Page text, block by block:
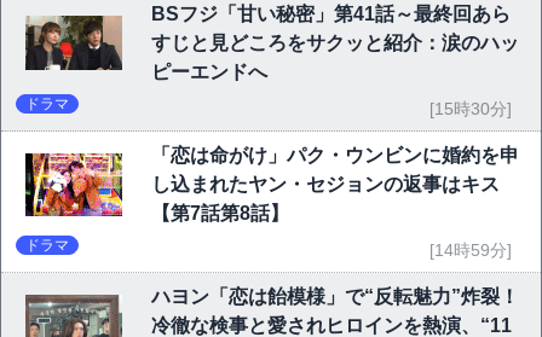
BSフジ「甘い秘密」第41話～最終回あら
すじと見どころをサクッと紹介：涙のハッ
ピーエンドへ
ドラマ [15時30分]
「恋は命がけ」パク・ウンビンに婚約を申
し込まれたヤン・セジョンの返事はキス
【第7話第8話】
ドラマ [14時59分]
ハヨン「恋は飴模様」で“反転魅力”炸裂！
冷徹な検事と愛されヒロインを熱演、“11